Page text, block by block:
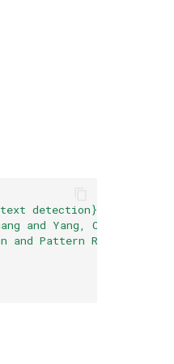
detection}
and Yang, Chun and
and Pattern Recognition}